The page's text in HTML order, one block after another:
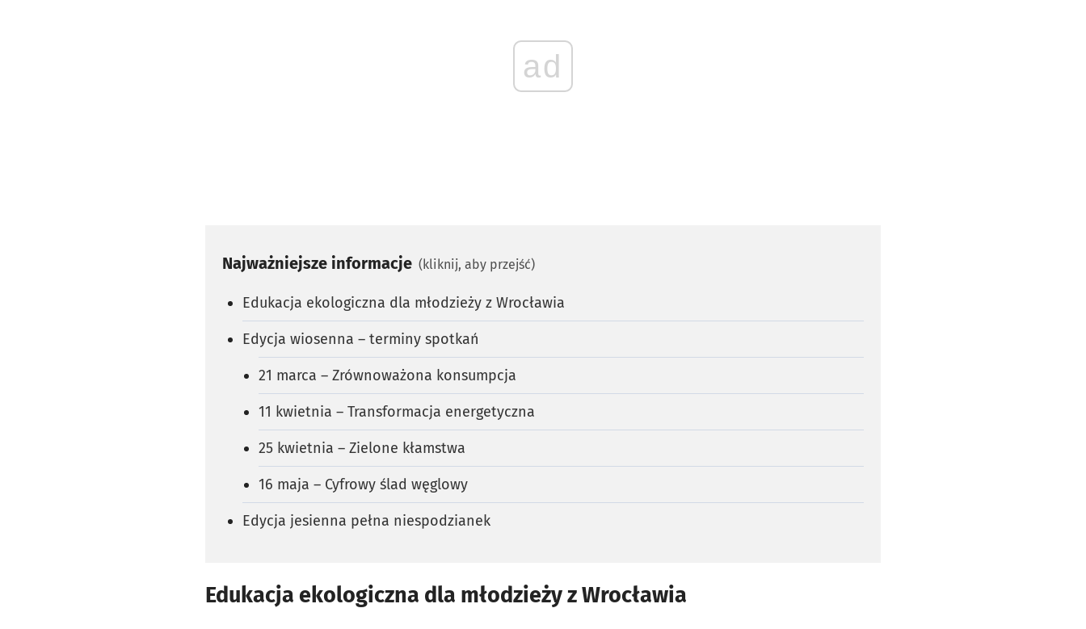
ad
Najważniejsze informacje (kliknij, aby przejść)
Edukacja ekologiczna dla młodzieży z Wrocławia
Edycja wiosenna – terminy spotkań
21 marca – Zrównoważona konsumpcja
11 kwietnia – Transformacja energetyczna
25 kwietnia – Zielone kłamstwa
16 maja – Cyfrowy ślad węglowy
Edycja jesienna pełna niespodzianek
Edukacja ekologiczna dla młodzieży z Wrocławia